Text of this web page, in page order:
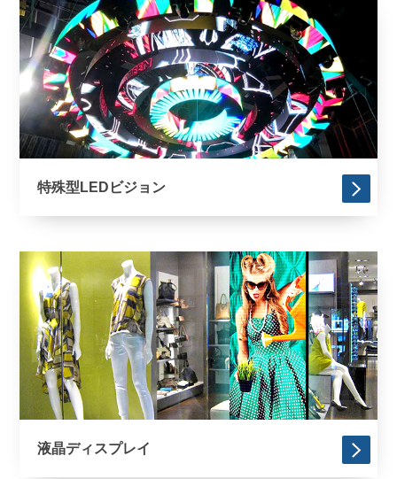
特殊型LEDビジョン
液晶ディスプレイ